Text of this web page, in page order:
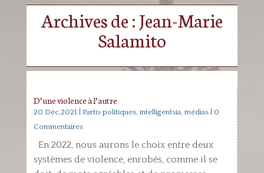
Archives de : Jean-Marie
Salamito
D’une violence à l’autre
20 Déc,2021 Partis politiques, intelligentsia, médias| 0
Commentaires
En 2022, nous aurons le choix entre deux
systèmes de violence, enrobés, comme il se